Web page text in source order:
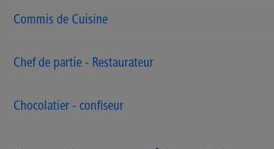
Commis de Cuisine
Chef de partie - Restaurateur
Chocolatier - confiseur